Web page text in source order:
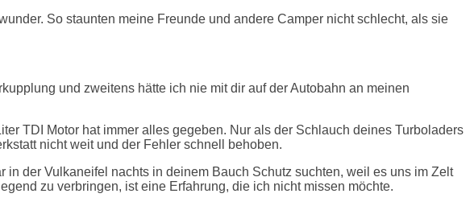
So staunten meine Freunde und andere Camper nicht schlecht, als sie
und zweitens hätte ich nie mit dir auf der Autobahn an meinen
TDI Motor hat immer alles gegeben. Nur als der Schlauch deines Turboladers
nicht weit und der Fehler schnell behoben.
der Vulkaneifel nachts in deinem Bauch Schutz suchten, weil es uns im Zelt
zu verbringen, ist eine Erfahrung, die ich nicht missen möchte.